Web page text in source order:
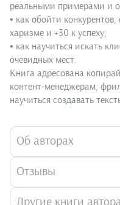
реальными примерами и
• как обойти
харизме и +30 к успеху;
• как научиться искать
очевидных мест.
Книга адресована
контент-менеджерам,
научиться создавать
Об авторах
Отзывы